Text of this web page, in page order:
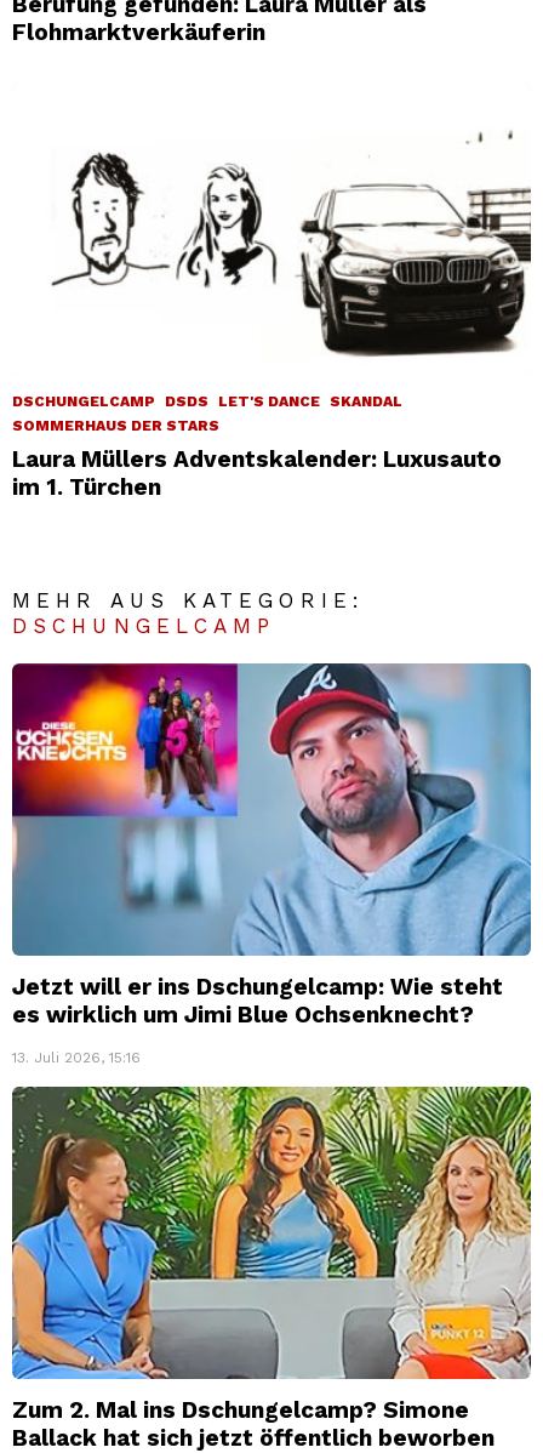
Flohmarktverkäuferin
DSCHUNGELCAMP DSDS LET'S DANCE SKANDAL
SOMMERHAUS DER STARS
Laura Müllers Adventskalender: Luxusauto
im 1. Türchen
MEHR AUS KATEGORIE:
DSCHUNGELCAMP
Jetzt will er ins Dschungelcamp: Wie steht
es wirklich um Jimi Blue Ochsenknecht?
13. Juli 2026, 15:16
Zum 2. Mal ins Dschungelcamp? Simone
Ballack hat sich jetzt öffentlich beworben